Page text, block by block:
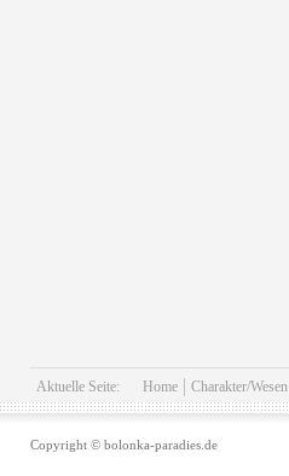
Aktuelle Seite: Home Charakter/Wesen
Copyright © bolonka-paradies.de